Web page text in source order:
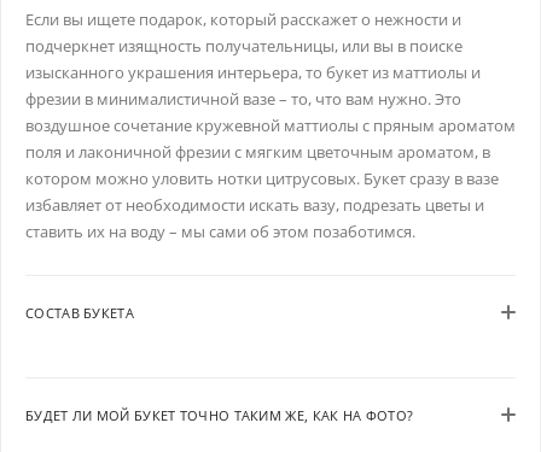
Если вы ищете подарок, который расскажет о нежности и
подчеркнет изящность получательницы, или вы в поиске
изысканного украшения интерьера, то букет из маттиолы и
фрезии в минималистичной вазе – то, что вам нужно. Это
воздушное сочетание кружевной маттиолы с пряным ароматом
поля и лаконичной фрезии с мягким цветочным ароматом, в
котором можно уловить нотки цитрусовых. Букет сразу в вазе
избавляет от необходимости искать вазу, подрезать цветы и
ставить их на воду – мы сами об этом позаботимся.
СОСТАВ БУКЕТА
БУДЕТ ЛИ МОЙ БУКЕТ ТОЧНО ТАКИМ ЖЕ, КАК НА ФОТО?